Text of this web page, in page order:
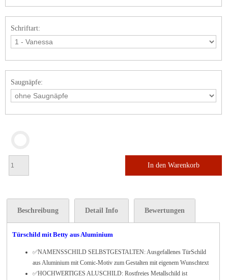
Schriftart:
Saugnäpfe:
In den Warenkorb
Beschreibung Detail Info Bewertungen
Türschild mit Betty aus Aluminium
✅NAMENSSCHILD SELBSTGESTALTEN: Ausgefallenes TürSchild
aus Aluminium mit Comic-Motiv zum Gestalten mit eigenem Wunschtext
✅HOCHWERTIGES ALUSCHILD: Rostfreies Metallschild ist